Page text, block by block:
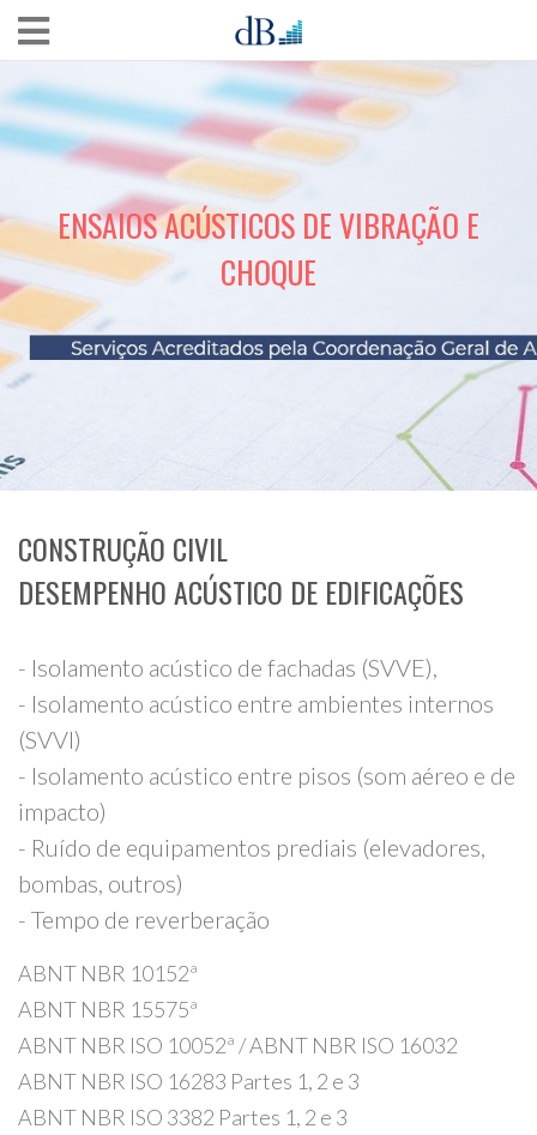
ENSAIOS ACÚSTICOS DE VIBRAÇÃO E
CHOQUE
CONSTRUÇÃO CIVIL
DESEMPENHO ACÚSTICO DE EDIFICAÇÕES
- Isolamento acústico de fachadas (SVVE),
- Isolamento acústico entre ambientes internos
(SVVI)
- Isolamento acústico entre pisos (som aéreo e de
impacto)
- Ruído de equipamentos prediais (elevadores,
bombas, outros)
- Tempo de reverberação
ABNT NBR 10152ª
ABNT NBR 15575ª
ABNT NBR ISO 10052ª / ABNT NBR ISO 16032
ABNT NBR ISO 16283 Partes 1, 2 e 3
ABNT NBR ISO 3382 Partes 1, 2 e 3